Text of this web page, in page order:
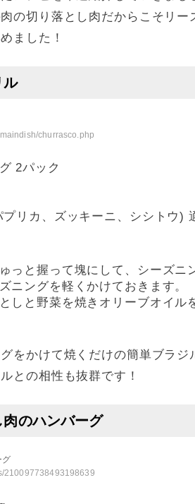
の切り落とし肉だからこそリー
ました！
ル
churrasco.php
2パック
リカ、ズッキーニ、シシトウ)
っと握って塊にして、シーズニ
ニングを軽くかけておきます。
しと野菜を焼きオリーブオイル
をかけて焼くだけの簡単ブラジ
との相性も抜群です！
のハンバーグ
210097738493198639